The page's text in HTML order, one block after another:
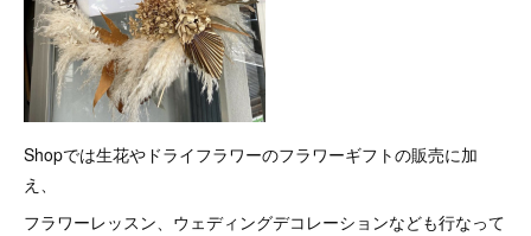
Shopでは生花やドライフラワーのフラワーギフトの販売に加
え、
フラワーレッスン、ウェディングデコレーションなども行なって